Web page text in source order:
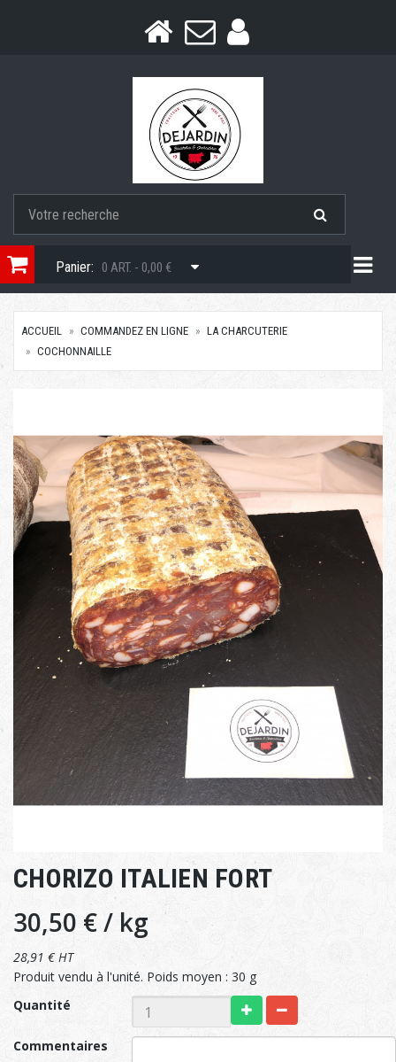
Panier: 0 ART. - 0,00 €
ACCUEIL COMMANDEZ EN LIGNE
LA CHARCUTERIE
COCHONNAILLE
CHORIZO ITALIEN FORT
30,50 €/ kg
28,91 € HT
Produit vendu à l'unité. Poids moyen : 30 g
Quantité
Commentaires